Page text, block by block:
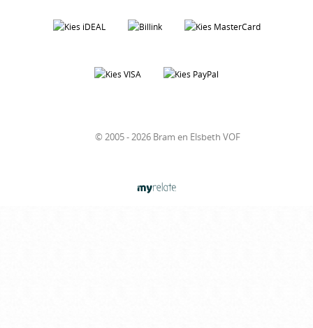
© 2005 - 2026 Bram en Elsbeth VOF